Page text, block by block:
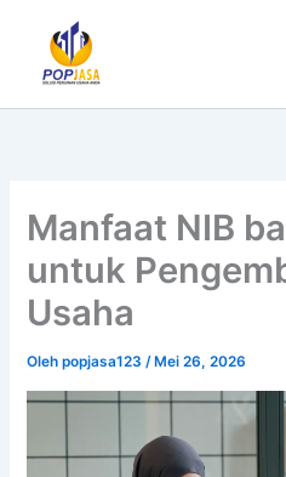
konten
Manfaat NIB
untuk
Usaha
Olehpopjasa123/ Mei 26, 2026